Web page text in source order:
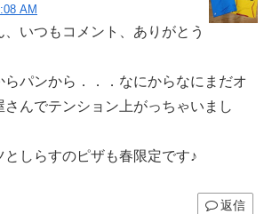
AM
、いつもコメント、ありがとう
らパンから．．．なにからなにまだオ
さんでテンション上がっちゃいまし
としらすのピザも春限定です♪
返信